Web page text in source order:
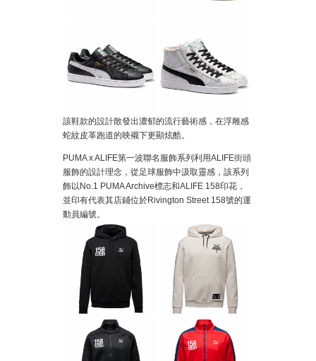
該鞋款的設計散發出濃郁的流行藝術感，在浮雕感
蛇紋皮革跑道的映襯下更顯炫酷。
PUMA x ALIFE第一波聯名服飾系列利用ALIFE街頭
服飾的設計理念，從足球服飾中汲取靈感，該系列
飾以No.1 PUMA Archive標志和ALIFE 158印花，
並印有代表其店鋪位於Rivington Street 158號的運
動員編號。